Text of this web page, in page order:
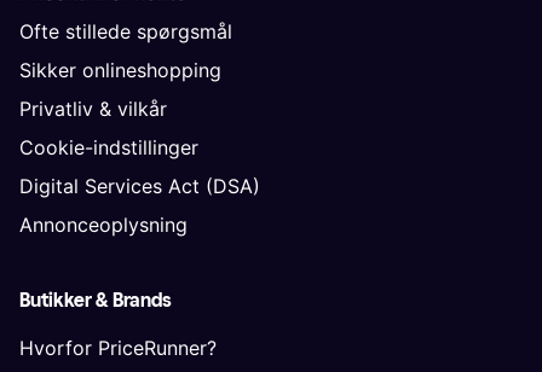
Ofte stillede spørgsmål
Sikker onlineshopping
Privatliv & vilkår
Cookie-indstillinger
Digital Services Act (DSA)
Annonceoplysning
Butikker & Brands
Hvorfor PriceRunner?